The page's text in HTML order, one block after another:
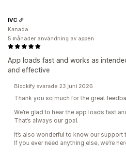
App loads fast and works as
and effective
IVC
Kanada
5 månader användning av appen
Blockify svarade 23 juni 2026
Thank you so much for the great
We’re glad to hear the app loads fast
That’s always our goal.
It’s also wonderful to know our
If you ever need anything else, we’re